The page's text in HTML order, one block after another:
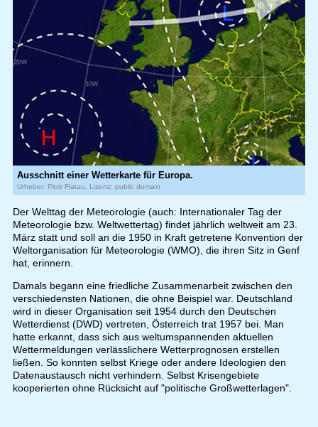
Ausschnitt einer Wetterkarte für Europa.
Urheber: Piotr Flatau, Lizenz: public domain
Der Welttag der Meteorologie (auch: Internationaler Tag der
Meteorologie bzw. Weltwettertag) findet jährlich weltweit am 23.
März statt und soll an die 1950 in Kraft getretene Konvention der
Weltorganisation für Meteorologie (WMO), die ihren Sitz in Genf
hat, erinnern.
Damals begann eine friedliche Zusammenarbeit zwischen den
verschiedensten Nationen, die ohne Beispiel war. Deutschland
wird in dieser Organisation seit 1954 durch den Deutschen
Wetterdienst (DWD) vertreten, Österreich trat 1957 bei. Man
hatte erkannt, dass sich aus weltumspannenden aktuellen
Wettermeldungen verlässlichere Wetterprognosen erstellen
ließen. So konnten selbst Kriege oder andere Ideologien den
Datenaustausch nicht verhindern. Selbst Krisengebiete
kooperierten ohne Rücksicht auf "politische Großwetterlagen".